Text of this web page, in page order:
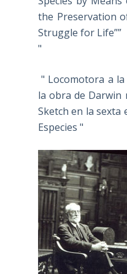
the Preservation
Struggle for Life””
"
" Locomotora a la
la obra de Darwin
Sketch en la sexta
Especies "